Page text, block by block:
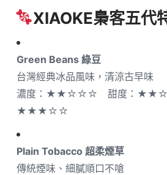
XIAOKE梟客五代
Green Beans 綠豆
台灣經典冰品風味，清涼古早味
濃度：★★☆☆☆ 甜度：
★★★☆☆
Plain Tobacco 超柔煙草
傳統煙味、細膩順口不嗆